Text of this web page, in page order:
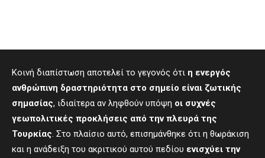
Κοινή διαπίστωση αποτελεί το γεγονός ότι η ενεργός
ανθρώπινη δραστηριότητα στο σημείο είναι ζωτικής
σημασίας, ιδιαίτερα αν ληφθούν υπόψη οι συχνές
γεωπολιτικές προκλήσεις από την πλευρά της
Τουρκίας. Στο πλαίσιο αυτό, επισημάνθηκε ότι η θωράκιση
και η ανάδειξη του ακριτικού αυτού πεδίου ενισχύει την